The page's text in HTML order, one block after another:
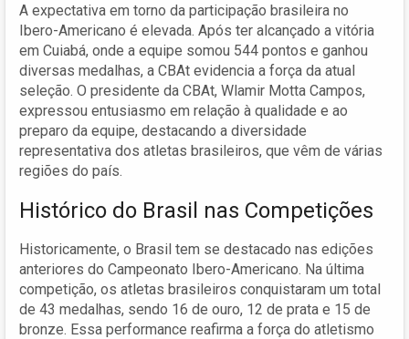
A expectativa em torno da participação brasileira no
Ibero-Americano é elevada. Após ter alcançado a vitória
em Cuiabá, onde a equipe somou 544 pontos e ganhou
diversas medalhas, a CBAt evidencia a força da atual
seleção. O presidente da CBAt, Wlamir Motta Campos,
expressou entusiasmo em relação à qualidade e ao
preparo da equipe, destacando a diversidade
representativa dos atletas brasileiros, que vêm de várias
regiões do país.
Histórico do Brasil nas Competições
Historicamente, o Brasil tem se destacado nas edições
anteriores do Campeonato Ibero-Americano. Na última
competição, os atletas brasileiros conquistaram um total
de 43 medalhas, sendo 16 de ouro, 12 de prata e 15 de
bronze. Essa performance reafirma a força do atletismo